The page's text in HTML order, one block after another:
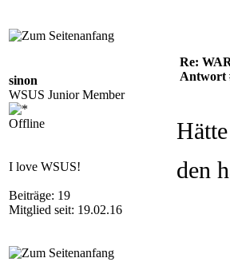
sinon
WSUS Junior Member
Offline
I love WSUS!
Beiträge: 19
Mitglied seit: 19.02.16
Re:
Antwort
den